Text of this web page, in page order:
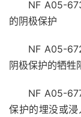
NF A05-
的阴极保护
NF A05-
阴极保护的牺牲
NF A05-
保护的埋没或